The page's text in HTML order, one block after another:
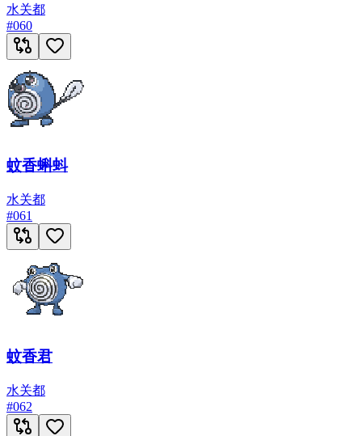
水关都
#060
蚊香蝌蚪
水关都
#061
蚊香君
水关都
#062